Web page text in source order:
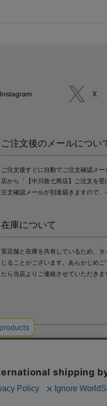
Instagram X
ご注文後のメールについ
ご注文後すぐに自動でご注文確認メ
店から「【中川政七商店】ご注文を
注文確認メールが別途届きますので、
在庫について
実店舗と在庫を共有しているため、
じることがございます。あらかじめ
たら当店よりご連絡させていただきま